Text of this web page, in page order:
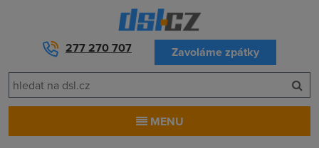
277 270 707 Zavoláme zpátky
MENU